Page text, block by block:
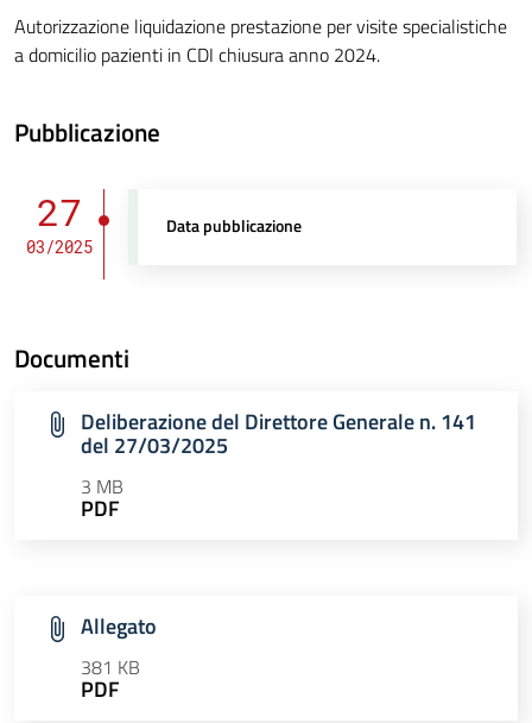
Autorizzazione liquidazione prestazione per visite specialistiche
a domicilio pazienti in CDI chiusura anno 2024.
Pubblicazione
27
03/2025
Data pubblicazione
Documenti
Deliberazione del Direttore Generale n. 141
del 27/03/2025
3 MB
PDF
Allegato
381 KB
PDF